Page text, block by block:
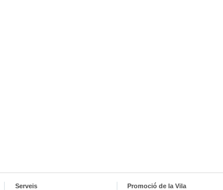
Serveis Promoció de la Vila